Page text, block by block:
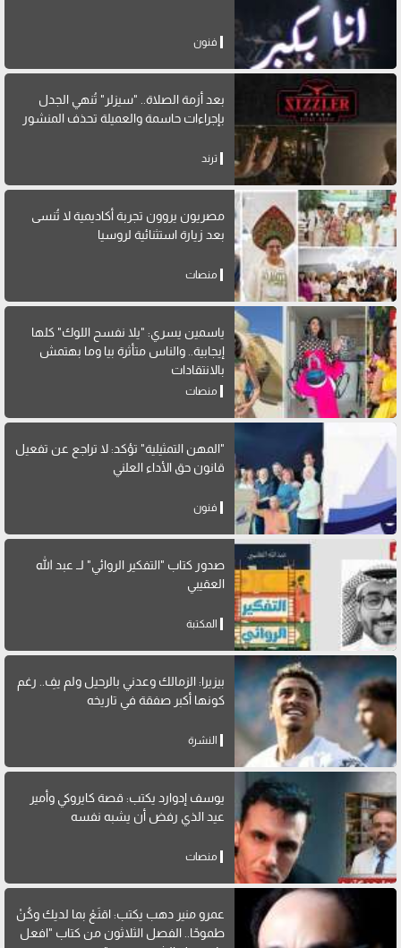
فنون
بعد أزمة الصلاة.. "سيزلر" تُنهي الجدل
بإجراءات حاسمة والعميلة تحذف المنشور
ترند
مصريون يروون تجربة أكاديمية لا تُنسى
بعد زيارة استثنائية لروسيا
منصات
ياسمين يسري: "يلا نفسح اللوك" كلها
إيجابية.. والناس متأثرة بيا وما بهتمش
بالانتقادات
منصات
"المهن التمثيلية" تؤكد: لا تراجع عن تفعيل
قانون حق الأداء العلني
فنون
صدور كتاب "التفكير الروائي" لــ عبد الله
العقيبي
المكتبة
بيزيرا: الزمالك وعدني بالرحيل ولم يفِ.. رغم
كونها أكبر صفقة في تاريخه
النشرة
يوسف إدوارد يكتب: قصة كايروكي وأمير
عيد الذي رفض أن يشبه نفسه
منصات
عمرو منير دهب يكتب: اقنَعْ بما لديك وكُنْ
طموحًا.. الفصل الثلاثون من كتاب "افعل